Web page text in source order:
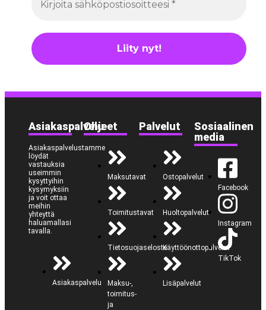
Asiakaspalvelu
Asiakaspalvelustamme
löydät
vastauksia
useimmin
kysyttyihin
kysymyksiin
ja voit ottaa
meihin
yhteyttä
haluamallasi
tavalla.
Asiakaspalvelu
Ohjeet
Maksutavat
Toimitustavat
Tietosuojaseloste
Maksu-,
toimitus-
ja
Palvelut
Ostopalvelut
Huoltopalvelut
Käyttöönottopalvelut
Lisäpalvelut
Sosiaalinen
media
Facebook
Instagram
TikTok